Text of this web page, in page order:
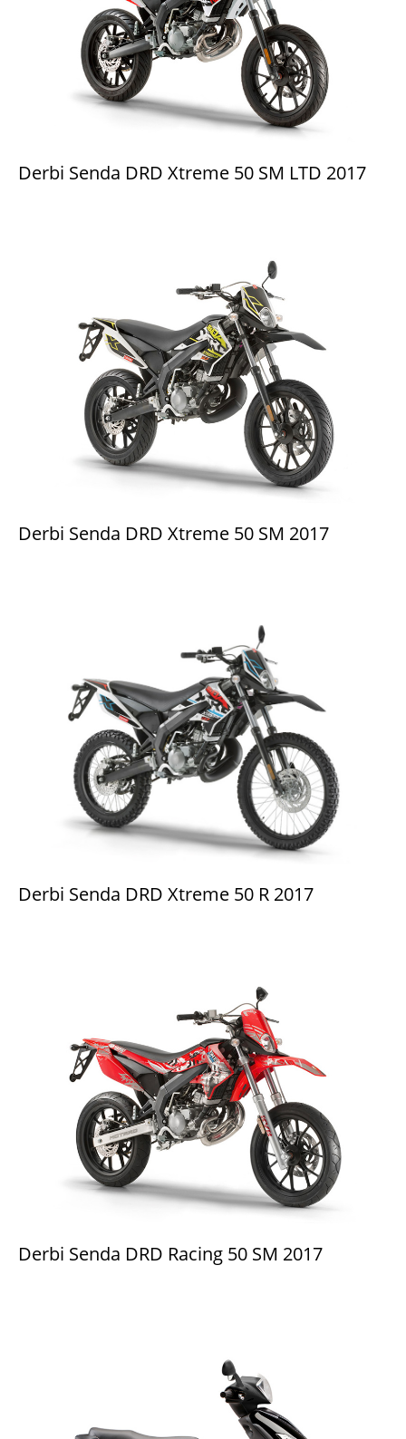
Derbi Senda DRD Xtreme 50 SM LTD 2017
Derbi Senda DRD Xtreme 50 SM 2017
Derbi Senda DRD Xtreme 50 R 2017
Derbi Senda DRD Racing 50 SM 2017